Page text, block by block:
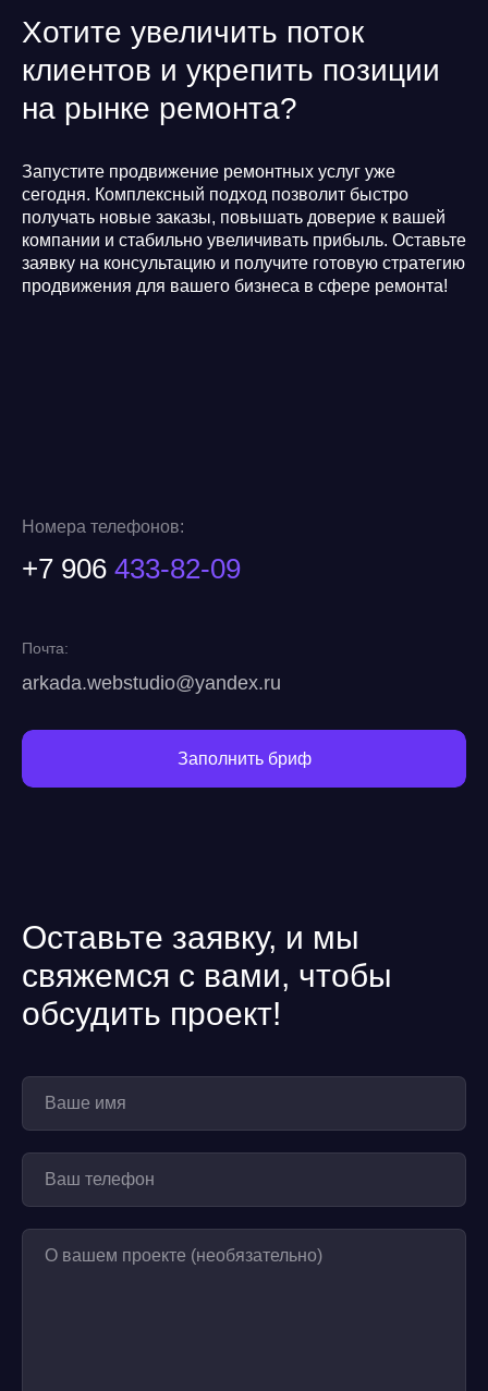
Хотите увеличить поток
клиентов и укрепить позиции
на рынке ремонта?
Запустите продвижение ремонтных услуг уже
сегодня. Комплексный подход позволит быстро
получать новые заказы, повышать доверие к вашей
компании и стабильно увеличивать прибыль. Оставьте
заявку на консультацию и получите готовую стратегию
продвижения для вашего бизнеса в сфере ремонта!
Оставьте заявку, и мы
свяжемся с вами, чтобы
обсудить проект!
Номера телефонов:
+7 906 433-82-09
Почта:
arkada.webstudio@yandex.ru
Заполнить бриф